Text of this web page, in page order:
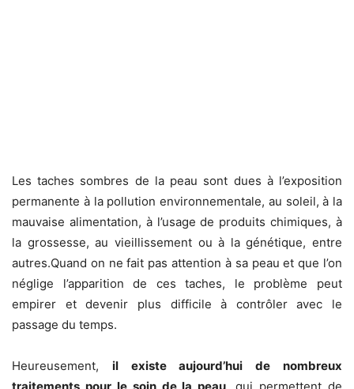
Les taches sombres de la peau sont dues à l’exposition
permanente à la pollution environnementale, au soleil, à la
mauvaise alimentation, à l’usage de produits chimiques, à
la grossesse, au vieillissement ou à la génétique, entre
autres.Quand on ne fait pas attention à sa peau et que l’on
néglige l’apparition de ces taches, le problème peut
empirer et devenir plus difficile à contrôler avec le
passage du temps.
Heureusement, il existe aujourd’hui de nombreux